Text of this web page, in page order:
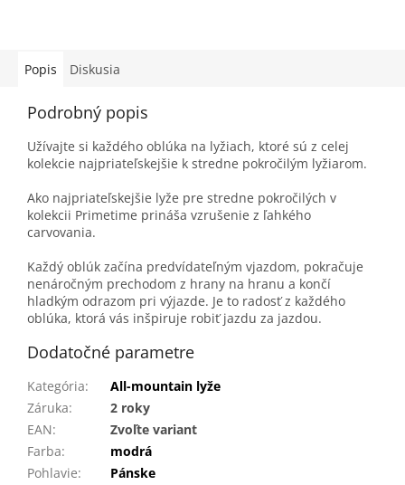
Popis Diskusia
Podrobný popis
Užívajte si každého oblúka na lyžiach, ktoré sú z celej
kolekcie najpriateľskejšie k stredne pokročilým lyžiarom.
Ako najpriateľskejšie lyže pre stredne pokročilých v
kolekcii Primetime prináša vzrušenie z ľahkého
carvovania.
Každý oblúk začína predvídateľným vjazdom, pokračuje
nenáročným prechodom z hrany na hranu a končí
hladkým odrazom pri výjazde. Je to radosť z každého
oblúka, ktorá vás inšpiruje robiť jazdu za jazdou.
Dodatočné parametre
Kategória:
All-mountain lyže
Záruka:
2 roky
EAN:
Zvoľte variant
Farba:
modrá
Pohlavie:
Pánske